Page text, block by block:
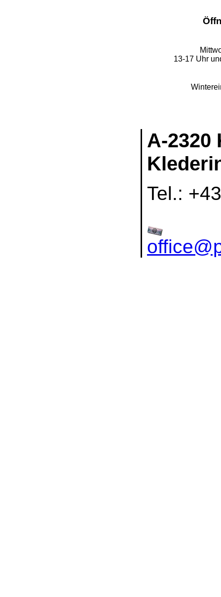
13-17 Uhr
A-2320
Tel.: